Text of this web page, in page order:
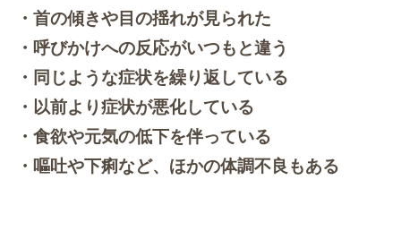
・首の傾きや目の揺れが見られた
・呼びかけへの反応がいつもと違う
・同じような症状を繰り返している
・以前より症状が悪化している
・食欲や元気の低下を伴っている
・嘔吐や下痢など、ほかの体調不良もある